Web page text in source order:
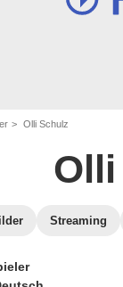
Olli Schulz
Streaming